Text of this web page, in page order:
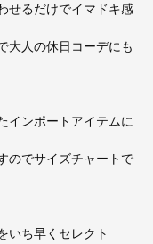
せるだけでイマドキ感
大人の休日コーデにも
インポートアイテムに
のでサイズチャートで
いち早くセレクト